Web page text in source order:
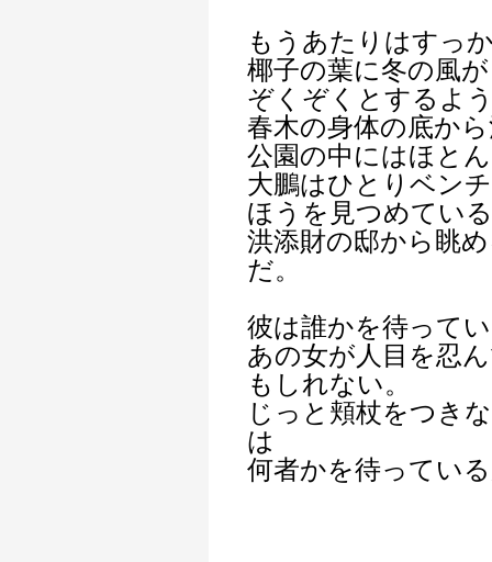
もうあたりはすっ
椰子の葉に冬の風
ぞくぞくとするよ
春木の身体の底か
公園の中にはほと
大鵬はひとりベン
ほうを見つめてい
洪添財の邸から眺
だ。
彼は誰かを待って
あの女が人目を忍
もしれない。
じっと頬杖をつき
は
何者かを待ってい